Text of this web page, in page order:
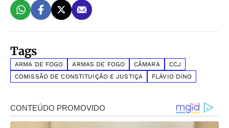
Tags
ARMA DE FOGO ARMAS DE FOGO CÂMARA
CCJ
COMISSÃO DE CONSTITUIÇÃO E JUSTIÇA
FLÁVIO DINO